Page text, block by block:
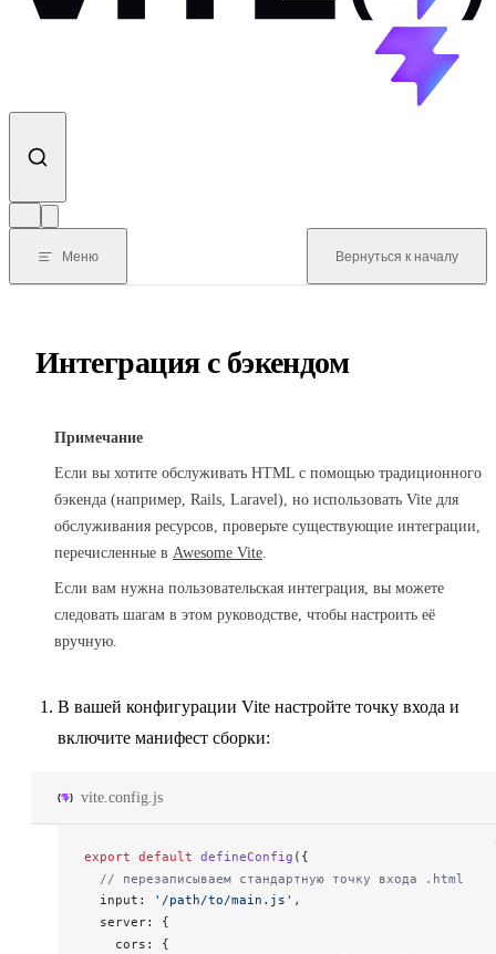
Меню Вернуться к началу
Интеграция с бэкендом
Примечание
Если вы хотите обслуживать HTML с помощью традиционного
бэкенда (например, Rails, Laravel), но использовать Vite для
обслуживания ресурсов, проверьте существующие интеграции,
перечисленные в Awesome Vite.
Если вам нужна пользовательская интеграция, вы можете
следовать шагам в этом руководстве, чтобы настроить её
вручную.
В вашей конфигурации Vite настройте точку входа и
включите манифест сборки:
vite.config.js
export default defineConfig ({
  // перезаписываем стандартную точку входа .html
input : '/path/to/main.js' ,
server: {
cors : {